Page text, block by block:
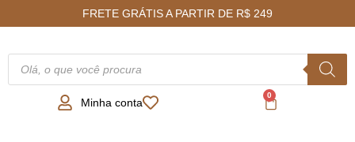
FRETE GRÁTIS A PARTIR DE R$ 249
Minha conta
0